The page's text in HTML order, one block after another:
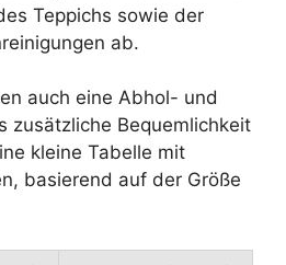
Teppichs sowie der
ab.
auch eine Abhol- und
zusätzliche Bequemlichkeit
kleine Tabelle mit
basierend auf der Größe